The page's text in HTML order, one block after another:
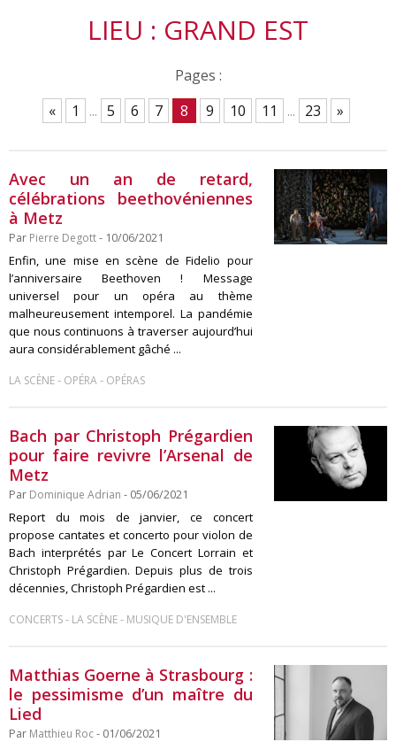
LIEU : GRAND EST
Pages :
«
1 ... 5 6 7 8 9 10 11 ... 23 »
Avec un an de retard,
célébrations beethovéniennes
à Metz
Par Pierre Degott- 10/06/2021
Enfin, une mise en scène de Fidelio pour
l’anniversaire Beethoven ! Message
universel pour un opéra au thème
malheureusement intemporel. La pandémie
que nous continuons à traverser aujourd’hui
aura considérablement gâché ...
LA SCÈNE- OPÉRA- OPÉRAS
Bach par Christoph Prégardien
pour faire revivre l’Arsenal de
Metz
Par Dominique Adrian - 05/06/2021
Report du mois de janvier, ce concert
propose cantates et concerto pour violon de
Bach interprétés par Le Concert Lorrain et
Christoph Prégardien. Depuis plus de trois
décennies, Christoph Prégardien est ...
CONCERTS- LA SCÈNE- MUSIQUE D'ENSEMBLE
Matthias Goerne à Strasbourg :
le pessimisme d’un maître du
Lied
Par Matthieu Roc- 01/06/2021